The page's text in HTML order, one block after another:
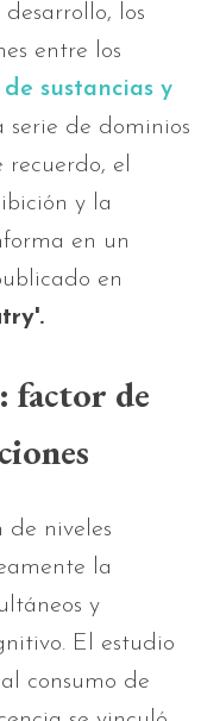
los
entre los
de sustancias y
serie de dominios
recuerdo, el
y la
en un
en
factor de
de niveles
la
y
El estudio
consumo de